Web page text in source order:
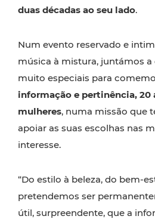
duas décadas ao seu lado.
Num evento reservado e
música à mistura, juntámos
muito especiais para
informação e pertinência, 20
mulheres, numa missão que
apoiar as suas escolhas nas
interesse.
“Do estilo à beleza, do bem-
pretendemos ser
útil, surpreendente, que a